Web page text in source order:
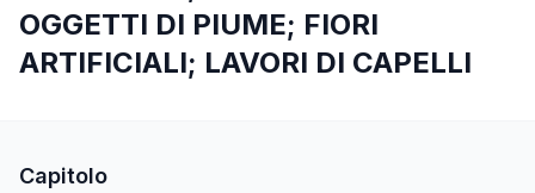
OGGETTI DI PIUME; FIORI
ARTIFICIALI; LAVORI DI CAPELLI
Capitolo